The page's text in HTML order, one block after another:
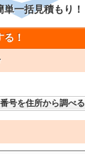
単一括見積もり！
！
号を住所から調べる